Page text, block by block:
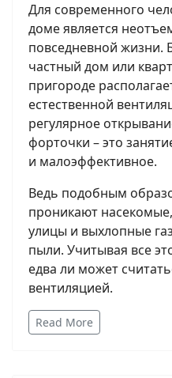
Для современного
доме является
повседневной жизни.
частный дом или
пригороде
естественной
регулярное
форточки – это
и малоэффективное.
Ведь подобным
проникают
улицы и выхлопные
пыли. Учитывая все
едва ли может
вентиляцией.
Read More